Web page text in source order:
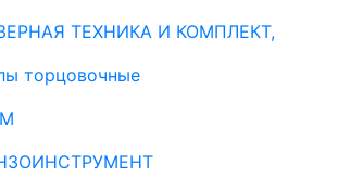
ТЕХНИКА И КОМПЛЕКТ,
торцовочные